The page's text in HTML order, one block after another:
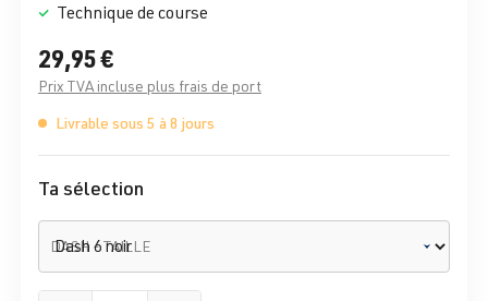
Technique de course
29,95 €
Prix TVA incluse plus frais de port
Livrable sous 5 à 8 jours
Ta sélection
DASH - TAILLE